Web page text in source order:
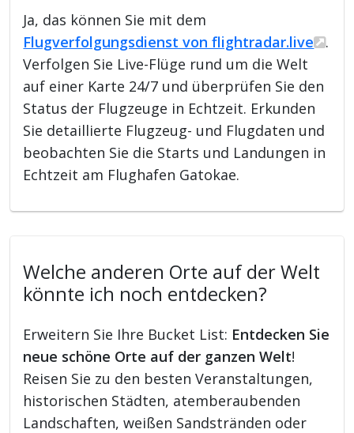
Ja, das können Sie mit dem
Flugverfolgungsdienst von flightradar.live
.
Verfolgen Sie Live-Flüge rund um die Welt
auf einer Karte 24/7 und überprüfen Sie den
Status der Flugzeuge in Echtzeit. Erkunden
Sie detaillierte Flugzeug- und Flugdaten und
beobachten Sie die Starts und Landungen in
Echtzeit am Flughafen Gatokae.
Welche anderen Orte auf der Welt
könnte ich noch entdecken?
Erweitern Sie Ihre Bucket List: Entdecken Sie
neue schöne Orte auf der ganzen Welt!
Reisen Sie zu den besten Veranstaltungen,
historischen Städten, atemberaubenden
Landschaften, weißen Sandstränden oder